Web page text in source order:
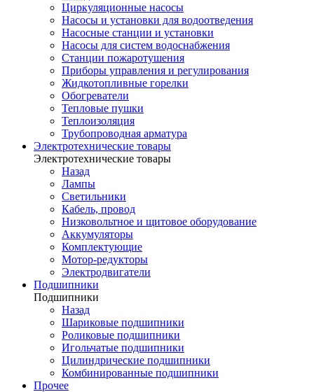
Циркуляционные насосы
Насосы и установки для водоотведения
Насосные станции и установки
Насосы для систем водоснабжения
Станции пожаротушения
Приборы управления и регулирования
Жидкотопливные горелки
Обогреватели
Тепловые пушки
Теплоизоляция
Трубопроводная арматура
Электротехнические товары
Электротехнические товары
Назад
Лампы
Светильники
Кабель, провод
Низковольтное и щитовое оборудование
Аккумуляторы
Комплектующие
Мотор-редукторы
Электродвигатели
Подшипники
Подшипники
Назад
Шариковые подшипники
Роликовые подшипники
Игольчатые подшипники
Цилиндрические подшипники
Комбинированные подшипники
Прочее